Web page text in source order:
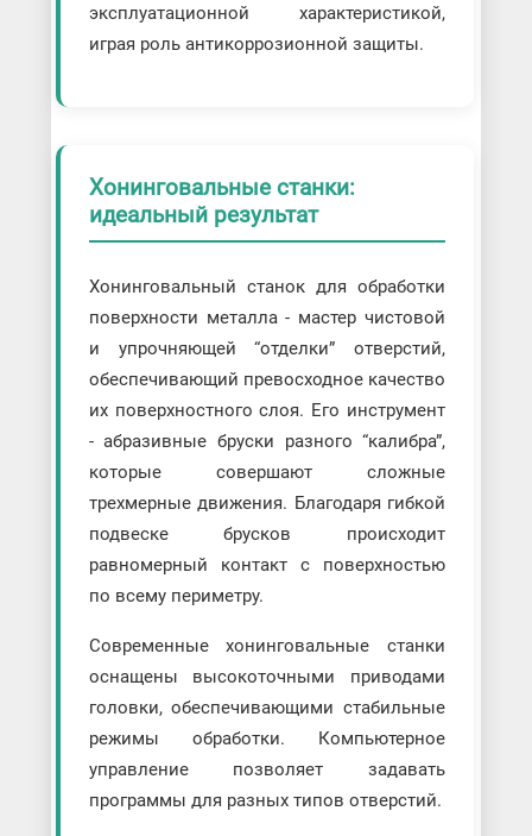
эксплуатационной характеристикой,
играя роль антикоррозионной защиты.
Хонинговальные станки:
идеальный результат
Хонинговальный станок для обработки
поверхности металла - мастер чистовой
и упрочняющей “отделки” отверстий,
обеспечивающий превосходное качество
их поверхностного слоя. Его инструмент
- абразивные бруски разного “калибра”,
которые совершают сложные
трехмерные движения. Благодаря гибкой
подвеске брусков происходит
равномерный контакт с поверхностью
по всему периметру.
Современные хонинговальные станки
оснащены высокоточными приводами
головки, обеспечивающими стабильные
режимы обработки. Компьютерное
управление позволяет задавать
программы для разных типов отверстий.